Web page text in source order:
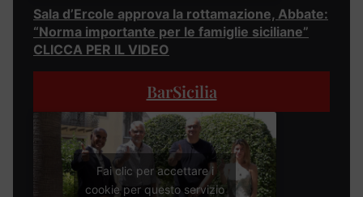
Sala d’Ercole approva la rottamazione, Abbate:
“Norma importante per le famiglie siciliane”
CLICCA PER IL VIDEO
BarSicilia
Fai clic per accettare i
cookie per questo servizio